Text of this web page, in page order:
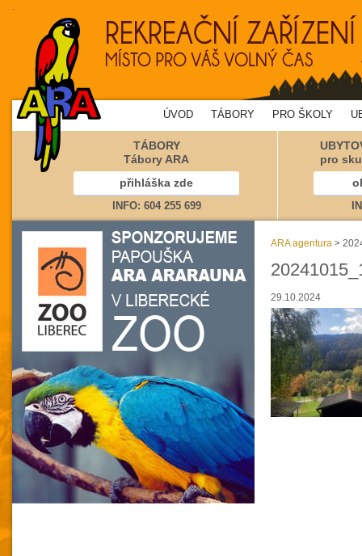
ÚVOD TÁBORY PRO ŠKOLY
TÁBORY
Tábory ARA
přihláška zde
INFO: 604 255 699
pro
ARA agentura >
29.10.2024